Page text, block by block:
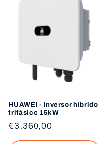
HUAWEI - Inversor híbrido
trifásico 15kW
Prix
habituel
€3.360,00